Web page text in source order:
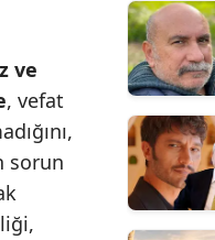
ve
, vefat
sorun